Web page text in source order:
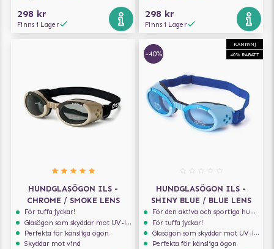
298 kr
Finns i Lager
298 kr
Finns i Lager
HUNDGLASÖGON ILS -
CHROME / SMOKE LENS
För tuffa jyckar!
Glasögon som skyddar mot UV-ljus
Perfekta för känsliga ögon
Skyddar mot vind
KAMPANJ
40% RABATT
-40%
HUNDGLASÖGON ILS -
SHINY BLUE / BLUE LENS
För den aktiva och sportiga hunden
För tuffa jyckar!
Glasögon som skyddar mot UV-ljus
Perfekta för känsliga ögon